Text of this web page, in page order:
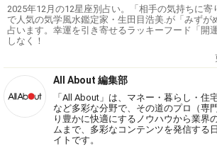
2025年12月の12星座別占い。「相手の気持ちに寄
で人気の気学風水鑑定家・生田目浩美.が「みずが
占います。幸運を引き寄せるラッキーフード「開
しなく！
All About 編集部
「All About」は、マネー・暮らし・住
など多彩な分野で、その道のプロ（専
り豊かに快適にするノウハウから業界
ムまで、多彩なコンテンツを発信する
イトです。